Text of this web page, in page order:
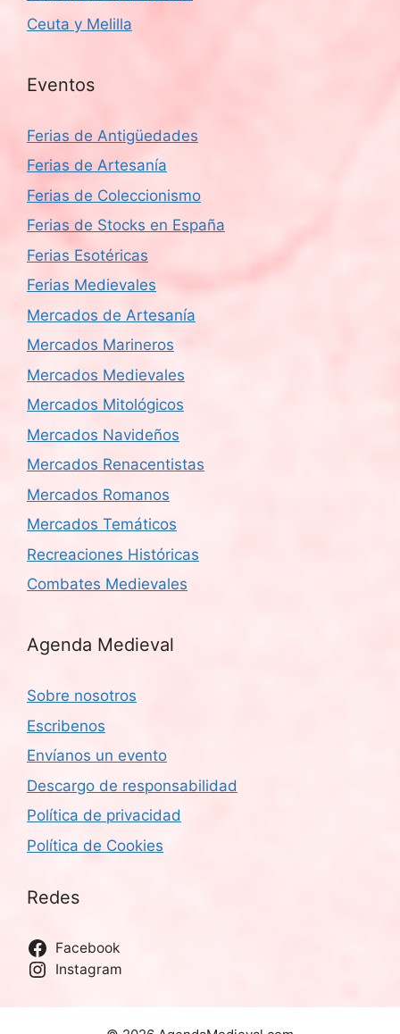
Ceuta y Melilla
Eventos
Ferias de Antigüedades
Ferias de Artesanía
Ferias de Coleccionismo
Ferias de Stocks en España
Ferias Esotéricas
Ferias Medievales
Mercados de Artesanía
Mercados Marineros
Mercados Medievales
Mercados Mitológicos
Mercados Navideños
Mercados Renacentistas
Mercados Romanos
Mercados Temáticos
Recreaciones Históricas
Combates Medievales
Agenda Medieval
Sobre nosotros
Escribenos
Envíanos un evento
Descargo de responsabilidad
Política de privacidad
Política de Cookies
Redes
Facebook
Instagram